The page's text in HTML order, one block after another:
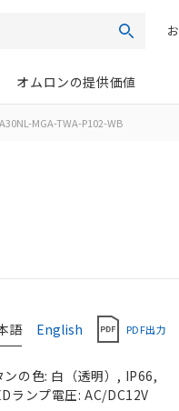
検索
オムロンの提供価値
A30NL-MGA-TWA-P102-WB
語 English PDF出力
の色: 白（透明）, IP66,
ランプ電圧: AC/DC12V